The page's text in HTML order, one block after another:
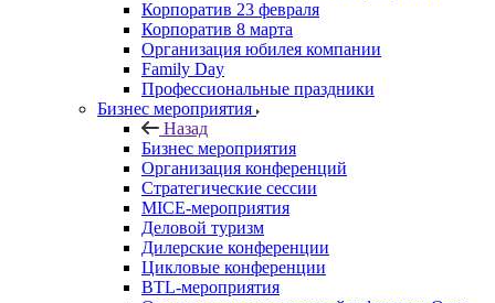
Корпоратив 23 февраля
Корпоратив 8 марта
Организация юбилея компании
Family Day
Профессиональные праздники
Бизнес мероприятия
Назад
Бизнес мероприятия
Организация конференций
Стратегические сессии
MICE-мероприятия
Деловой туризм
Дилерские конференции
Цикловые конференции
BTL-мероприятия